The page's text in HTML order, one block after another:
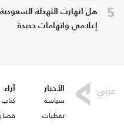
5
هل انهارت التهدئة السعودية
إعلامي واتهامات جديدة
الأخبار
سياسة
تغطيات
آراء
كتاب